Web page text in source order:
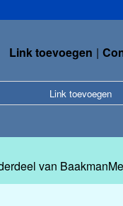
Link toevoegen
Link toevoegen
van